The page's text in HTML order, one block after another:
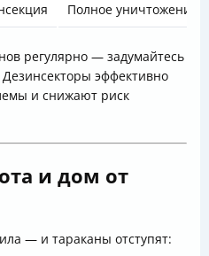
Полное уничтожение,
регулярно — задумайтесь
эффективно
и снижают риск
и дом от
— и тараканы отступят: